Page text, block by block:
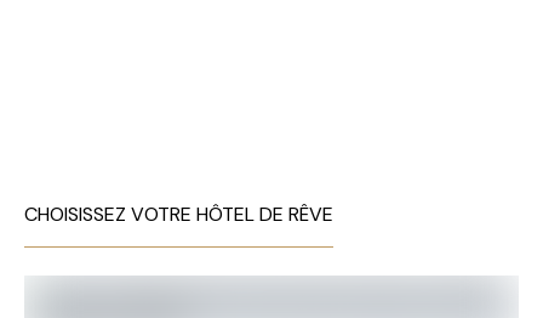
CHOISISSEZ VOTRE HÔTEL DE RÊVE